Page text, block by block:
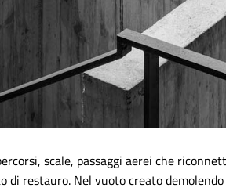
scale, passaggi aerei che
restauro. Nel vuoto creato